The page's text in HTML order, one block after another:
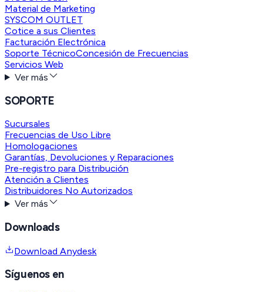
Material de Marketing
SYSCOM OUTLET
Cotice a sus Clientes
Facturación Electrónica
Soporte TécnicoConcesión de Frecuencias
Servicios Web
Ver más
SOPORTE
Sucursales
Frecuencias de Uso Libre
Homologaciones
Garantías, Devoluciones y Reparaciones
Pre-registro para Distribución
Atención a Clientes
Distribuidores No Autorizados
Ver más
Downloads
Download Anydesk
Síguenos en